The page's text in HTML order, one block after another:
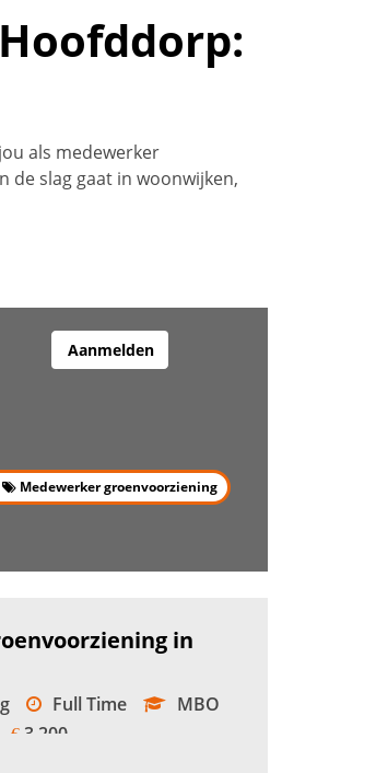
als medewerker
de slag gaat in woonwijken,
Aanmelden
Medewerker groenvoorziening
in
Full Time
MBO
-€ 3.200